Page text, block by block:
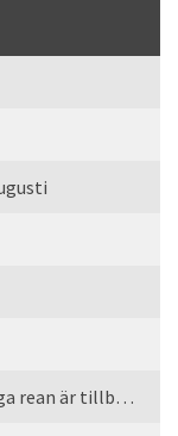
Games Made in Sweden 2026 – Den årliga rean är tillbaka